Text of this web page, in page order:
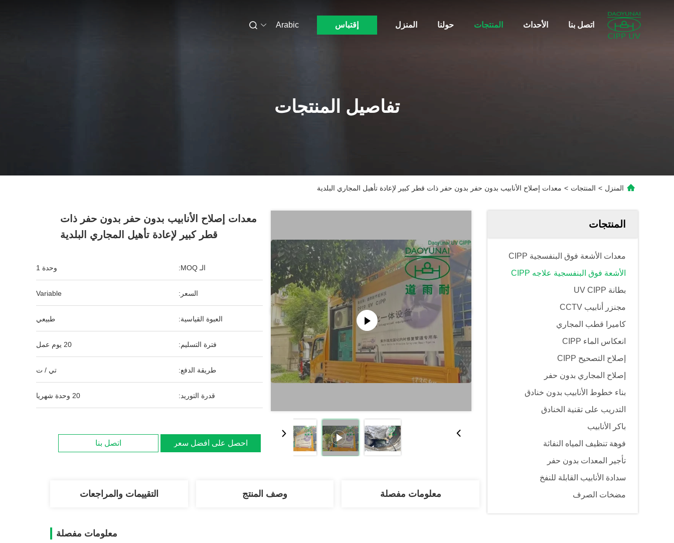
المنزل حولنا المنتجات الأحداث اتصل بنا إقتباس Arabic
تفاصيل المنتجات
المنزل > المنتجات > معدات إصلاح الأنابيب بدون حفر بدون حفر ذات قطر كبير لإعادة تأهيل المجاري البلدية
المنتجات
معدات الأشعة فوق البنفسجية CIPP
الأشعة فوق البنفسجية علاجه CIPP
بطانة UV CIPP
مجنزر أنابيب CCTV
كاميرا قطب المجاري
انعكاس الماء CIPP
إصلاح التصحيح CIPP
إصلاح المجاري بدون حفر
بناء خطوط الأنابيب بدون خنادق
التدريب على تقنية الخنادق
باكر الأنابيب
فوهة تنظيف المياه النفاثة
تأجير المعدات بدون حفر
سدادة الأنابيب القابلة للنفخ
مضخات الصرف
معدات إصلاح الأنابيب بدون حفر بدون حفر ذات
قطر كبير لإعادة تأهيل المجاري البلدية
الـ MOQ: وحدة 1
السعر: Variable
العبوة القياسية: طبيعي
فترة التسليم: 20 يوم عمل
طريقة الدفع: تي / ت
قدرة التوريد: 20 وحدة شهريا
احصل على أفضل سعر اتصل بنا
معلومات مفصلة وصف المنتج التقييمات والمراجعات
معلومات مفصلة